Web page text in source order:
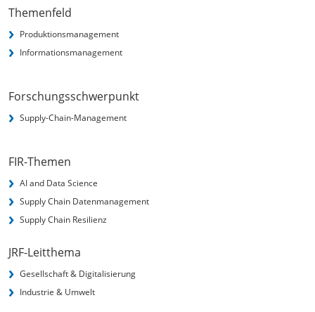
Themenfeld
Produktionsmanagement
Informationsmanagement
Forschungsschwerpunkt
Supply-Chain-Management
FIR-Themen
AI and Data Science
Supply Chain Datenmanagement
Supply Chain Resilienz
JRF-Leitthema
Gesellschaft & Digitalisierung
Industrie & Umwelt